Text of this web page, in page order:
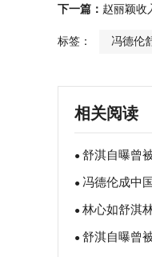
下一篇： 赵丽颖收
标签： 冯德伦
相关阅读
● 舒淇自曝曾
片曝光！
● 冯德伦成中
刺客》将播！
● 林心如舒淇
● 舒淇自曝曾